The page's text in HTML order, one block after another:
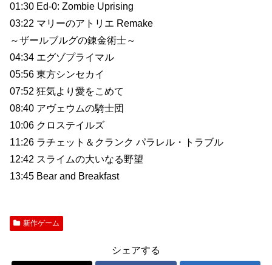
01:30 Ed-0: Zombie Uprising
03:22 マリーのアトリエ Remake
～ザールブルグの錬金術士～
04:34 エグゾプライマル
05:56 東方シンセカイ
07:52 狂気より愛をこめて
08:40 アヴェウムの騎士団
10:06 クロステイルズ
11:26 ラチェット＆クランク パラレル・トラブル
12:42 スライムの大いなる野望
13:45 Bear and Breakfast
新作ゲーム
シェアする